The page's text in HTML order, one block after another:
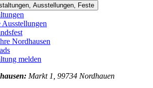
Ausstellungen, Feste
Nordhausen
melden
Markt 1, 99734 Nordhauen